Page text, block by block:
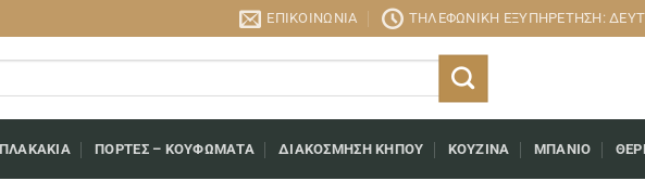
ΕΠΙΚΟΙΝΩΝΊΑ ΤΗΛΕΦΩΝΙΚΉ ΕΞΥΠΗΡΈΤΗΣΗ:
ΠΌΡΤΕΣ – ΚΟΥΦΏΜΑΤΑ ΔΙΑΚΌΣΜΗΣΗ ΚΉΠΟΥ ΚΟΥΖΊΝΑ ΜΠΆΝΙΟ